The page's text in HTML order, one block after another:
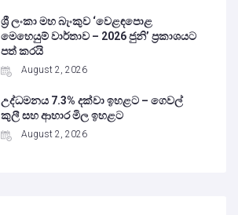
ශ්‍රී ලංකා මහ බැංකුව ‘වෙළඳපොළ
මෙහෙයුම් වාර්තාව – 2026 ජුනි’ ප්‍රකාශයට
පත් කරයි
August 2, 2026
උද්ධමනය 7.3% දක්වා ඉහළට – ගෙවල්
කුලී සහ ආහාර මිල ඉහළට
August 2, 2026